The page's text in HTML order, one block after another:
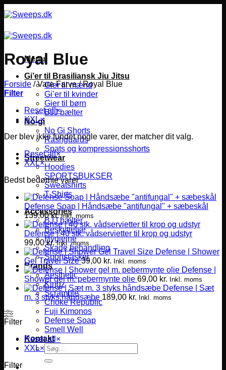
til
Menu
Gi’er til Brasiliansk Jiu Jitsu
Gier til mænd
Gi’er til kvinder
Gier til børn
BJJ bælter
No-gi
No Gi Shorts
Rashguards
Spats og kompressionsshorts
Streetwear
Hoodies
SPORTSBUKSER
Sweatshirts
T-Shirts
Accessories
BJJ bælter
Beskyttelse
Hygiejne
Skade behandling
Sportstasker
Brands
Aesthetic
Kingz
Scramble
Choke Republic
Fuji Kimonos
Defense Soap
Smell Well
Kontakt
Søg
efter:
Royal Blue
Forside /Vare Farve/Royal Blue
Filter
Reset all×
XXL×
Der blev ikke fundet nogle varer, der matcher dit valg.
Reset all×
XXL×
Bedst bedømte varer
Defense Soap | Håndsæbe "antifungal" + sæbeskål
139,00kr. Inkl. moms
Defense | 40 stk. vådservietter til krop og udstyr
99,00kr. Inkl. moms
Defense | Shower
Gel Travel Size 39,00 kr. Inkl. moms
Defense |
Shower gel m. pebermynte olie 69,00 kr. Inkl. moms
Defense | Sæt
m. 3 styks håndsæbe 189,00 kr. Inkl. moms
Filter
Reset all ×
XXL×
Filter